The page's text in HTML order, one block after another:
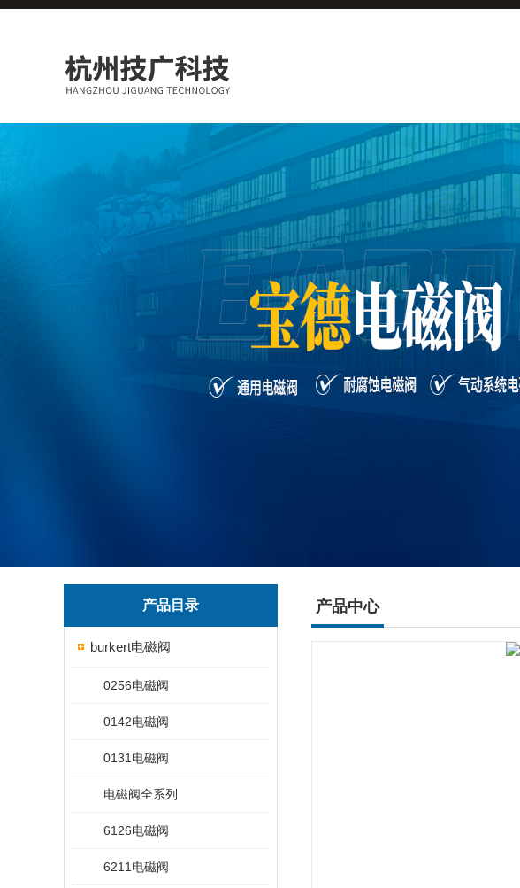
产品目录
burkert电磁阀
0256电磁阀
0142电磁阀
0131电磁阀
电磁阀全系列
6126电磁阀
6211电磁阀
产品中心